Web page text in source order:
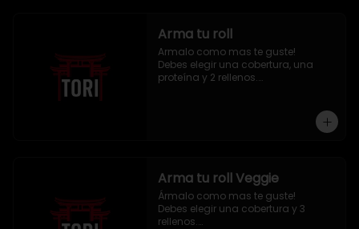
Arma tu roll
Armalo como mas te guste!
Debes elegir una cobertura, una
proteína y 2 rellenos.
Arma tu roll Veggie
Ármalo como mas te guste!
Debes elegir una cobertura y 3
rellenos.